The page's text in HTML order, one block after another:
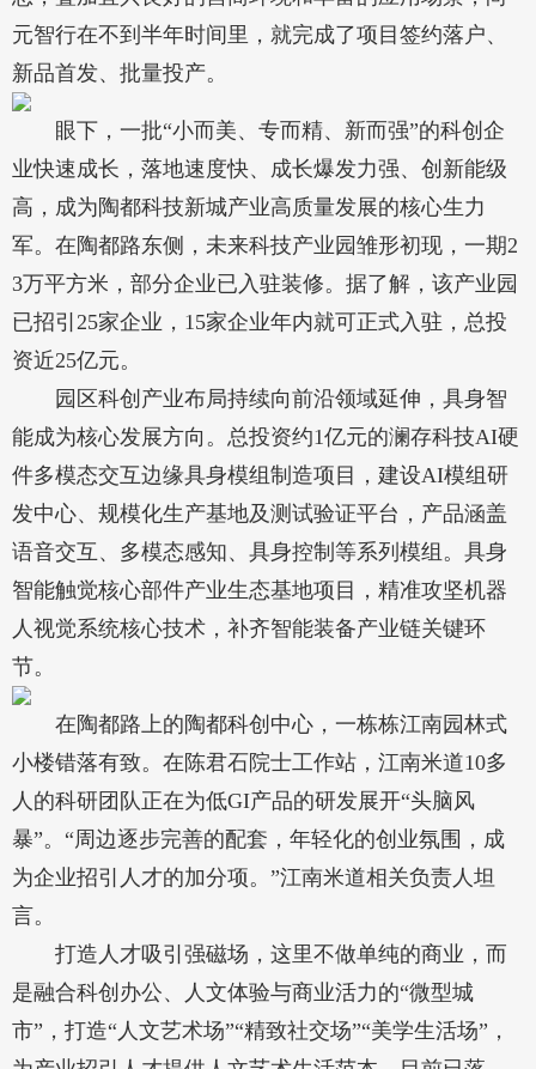
元智行在不到半年时间里，就完成了项目签约落户、
新品首发、批量投产。
眼下，一批“小而美、专而精、新而强”的科创企
业快速成长，落地速度快、成长爆发力强、创新能级
高，成为陶都科技新城产业高质量发展的核心生力
军。在陶都路东侧，未来科技产业园雏形初现，一期2
3万平方米，部分企业已入驻装修。据了解，该产业园
已招引25家企业，15家企业年内就可正式入驻，总投
资近25亿元。
园区科创产业布局持续向前沿领域延伸，具身智
能成为核心发展方向。总投资约1亿元的澜存科技AI硬
件多模态交互边缘具身模组制造项目，建设AI模组研
发中心、规模化生产基地及测试验证平台，产品涵盖
语音交互、多模态感知、具身控制等系列模组。具身
智能触觉核心部件产业生态基地项目，精准攻坚机器
人视觉系统核心技术，补齐智能装备产业链关键环
节。
在陶都路上的陶都科创中心，一栋栋江南园林式
小楼错落有致。在陈君石院士工作站，江南米道10多
人的科研团队正在为低GI产品的研发展开“头脑风
暴”。“周边逐步完善的配套，年轻化的创业氛围，成
为企业招引人才的加分项。”江南米道相关负责人坦
言。
打造人才吸引强磁场，这里不做单纯的商业，而
是融合科创办公、人文体验与商业活力的“微型城
市”，打造“人文艺术场”“精致社交场”“美学生活场”，